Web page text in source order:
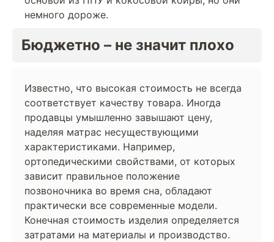
немного дороже.
Бюджетно – не значит плохо
Известно, что высокая стоимость не всегда
соответствует качеству товара. Иногда
продавцы умышленно завышают цену,
наделяя матрас несуществующими
характеристиками. Например,
ортопедическими свойствами, от которых
зависит правильное положение
позвоночника во время сна, обладают
практически все современные модели.
Конечная стоимость изделия определяется
затратами на материалы и производство.